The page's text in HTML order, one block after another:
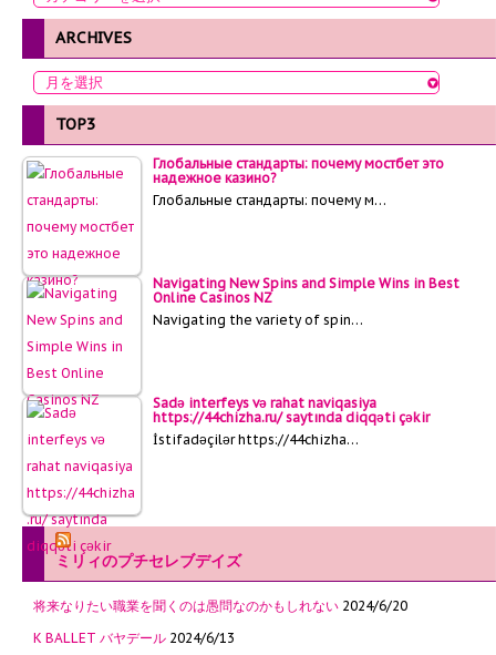
ARCHIVES
TOP3
Глобальные стандарты: почему мостбет это
надежное казино?
Глобальные стандарты: почему м…
Navigating New Spins and Simple Wins in Best
Online Casinos NZ
Navigating the variety of spin…
Sadə interfeys və rahat naviqasiya
https://44chizha.ru/ saytında diqqəti çəkir
İstifadəçilər https://44chizha…
ミリィのプチセレブデイズ
将来なりたい職業を聞くのは愚問なのかもしれない 2024/6/20
K BALLET バヤデール 2024/6/13